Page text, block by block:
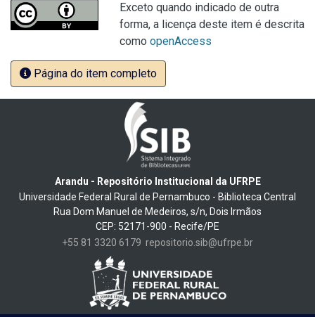
Exceto quando indicado de outra
forma, a licença deste item é descrita
como openAccess
Página do item completo
Arandu - Repositório Institucional da UFRPE
Universidade Federal Rural de Pernambuco - Biblioteca Central
Rua Dom Manuel de Medeiros, s/n, Dois Irmãos
CEP: 52171-900 - Recife/PE
+55 81 3320 6179 repositorio.sib@ufrpe.br